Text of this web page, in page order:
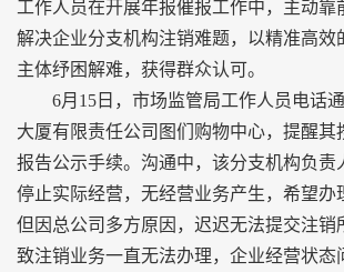
工作人员在开展年报催报工作中，主动靠
解决企业分支机构注销难题，以精准高效
主体纾困解难，获得群众认可。
6月15日，市场监管局工作人员电话通
大厦有限责任公司图们购物中心，提醒其
报告公示手续。沟通中，该分支机构负责
停止实际经营，无经营业务产生，希望办
但因总公司多方原因，迟迟无法提交注销
致注销业务一直无法办理，企业经营状态